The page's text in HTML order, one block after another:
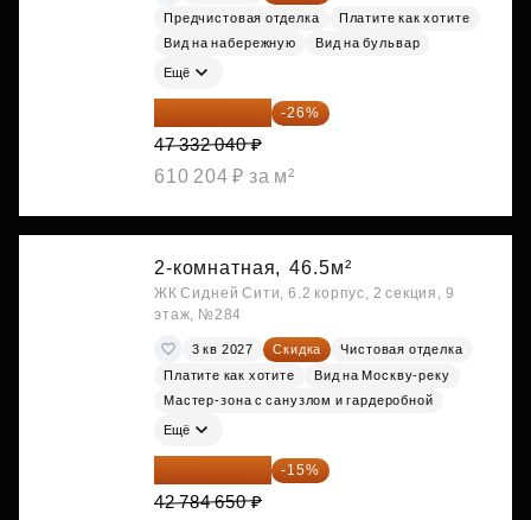
Предчистовая отделка
Платите как хотите
Вид на набережную
Вид на бульвар
Ещё
35 025 710 ₽ -26%
47 332 040 ₽
610 204 ₽ за м²
2-комнатная, 46.5м²
ЖК Сидней Сити, 6.2 корпус, 2 секция, 9
этаж, №284
3 кв 2027 Скидка
Чистовая отделка
Платите как хотите
Вид на Москву-реку
Мастер-зона с санузлом и гардеробной
Ещё
36 366 953 ₽ -15%
42 784 650 ₽